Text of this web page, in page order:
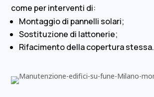
come per interventi di:
Montaggio di pannelli solari;
Sostituzione di lattonerie;
Rifacimento della copertura stessa.